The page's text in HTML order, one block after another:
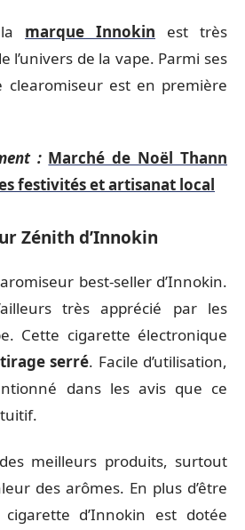
marque Innokin est très
l’univers de la vape. Parmi ses
clearomiseur est en première
: Marché de Noël Thann
festivités et artisanat local
Zénith d’Innokin
best-seller d’Innokin.
très apprécié par les
Cette cigarette électronique
serré. Facile d’utilisation,
dans les avis que ce
meilleurs produits, surtout
des arômes. En plus d’être
d’Innokin est dotée